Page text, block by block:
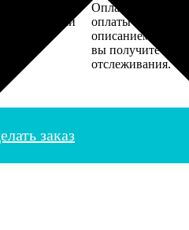
с Вами
Оплатите заказ
оплаты получите
описанием
вы получите
отслеживания.
заказ